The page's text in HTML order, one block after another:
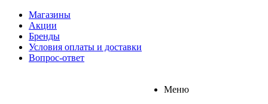
Магазины
Акции
Бренды
Условия оплаты и доставки
Вопрос-ответ
Меню